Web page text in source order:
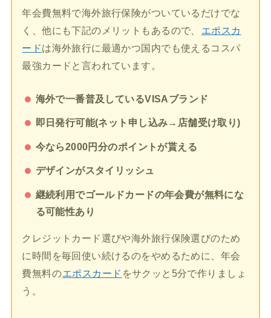
年会費無料で海外旅行保険がついているだけでな
く、他にも下記のメリットもあるので、
エポスカ
ードは海外旅行に最適かつ国内でも使えるコスパ
最強カードと言われています。
海外で一番普及しているVISAブランド
即日発行可能(ネット申し込み→店舗受け取り)
今なら2000円分のポイントが貰える
デザインがスタイリッシュ
継続利用でゴールドカードの年会費が無料にな
る可能性あり
クレジットカード選びや海外旅行保険選びのため
に時間を毎回使い続けるのをやめるために、年会
費無料のエポスカード をサクッと5分で作りましょ
う。